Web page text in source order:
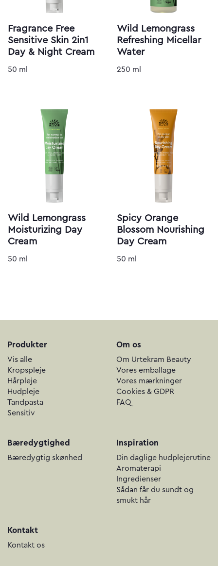
Fragrance Free
Sensitive Skin 2in1
Day & Night Cream
50 ml
Wild Lemongrass
Refreshing Micellar
Water
250 ml
Wild Lemongrass
Moisturizing Day
Cream
50 ml
Spicy Orange
Blossom Nourishing
Day Cream
50 ml
Produkter
Vis alle
Kropspleje
Hårpleje
Hudpleje
Tandpasta
Sensitiv
Om os
Om Urtekram Beauty
Vores emballage
Vores mærkninger
Cookies & GDPR
FAQ
Bæredygtighed
Bæredygtig skønhed
Inspiration
Din daglige hudplejerutine
Aromaterapi
Ingredienser
Sådan får du sundt og
smukt hår
Kontakt
Kontakt os